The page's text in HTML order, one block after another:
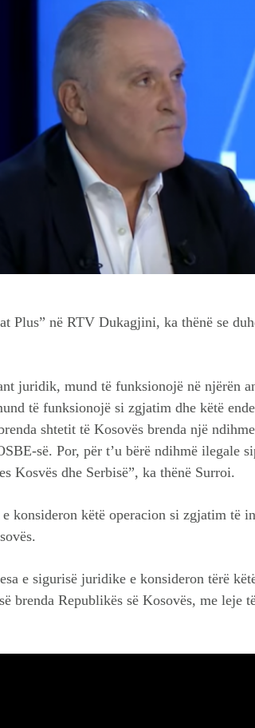
Plus” në RTV Dukagjini, ka thënë se
juridik, mund të funksionojë në njërën
të funksionojë si zgjatim dhe këtë
shtetit të Kosovës brenda një
së. Por, për t’u bërë ndihmë ilegale
Kosvës dhe Serbisë”, ka thënë Surroi.
konsideron këtë operacion si zgjatim të
e sigurisë juridike e konsideron tërë
brenda Republikës së Kosovës, me leje